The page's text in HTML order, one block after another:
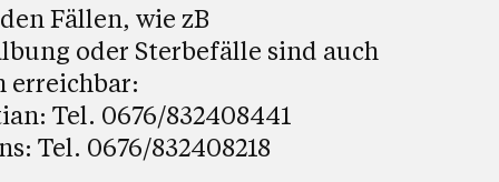
Fällen, wie zB
oder Sterbefälle sind auch
erreichbar:
Tel. 0676/832408441
Tel. 0676/832408218